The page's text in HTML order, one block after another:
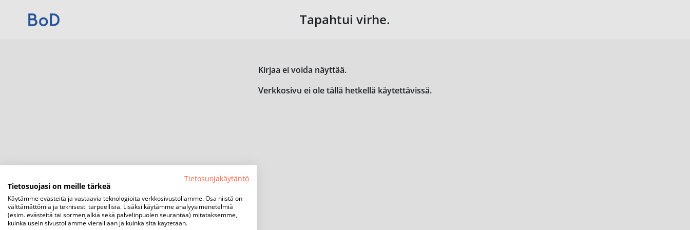
Tapahtui virhe.
Kirjaa ei voida näyttää.
Verkkosivu ei ole tällä hetkellä käytettävissä.
Tietosuojakäytäntö
Tietosuojasi on meille tärkeä
Käytämme evästeitä ja vastaavia teknologioita verkkosivustollamme. Osa niistä on
välttämättömiä ja teknisesti tarpeellisia. Lisäksi käytämme analyysimenetelmiä
(esim. evästeitä tai sormenjälkiä sekä palvelinpuolen seurantaa) mitataksemme,
kuinka usein sivustollamme vieraillaan ja kuinka sitä käytetään.